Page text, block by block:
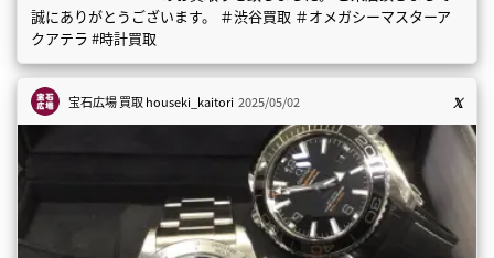
誠にありがとうございます。 ＃渋谷買取 ＃オメガシーマスターア
クアテラ #時計買取
宝石広場 買取houseki_kaitori 2025/05/02